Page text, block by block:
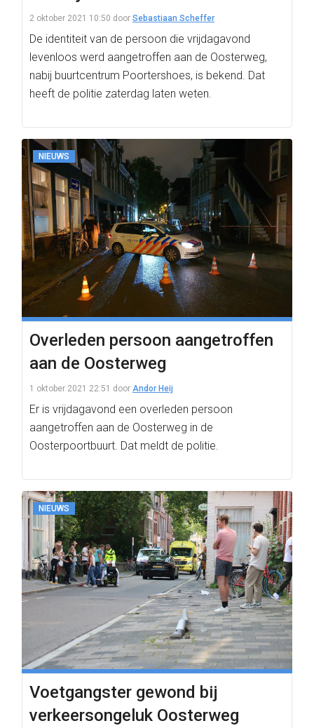
2 oktober 2021 10:50 door Sebastiaan Scheffer
De identiteit van de persoon die vrijdagavond
levenloos werd aangetroffen aan de Oosterweg,
nabij buurtcentrum Poortershoes, is bekend. Dat
heeft de politie zaterdag laten weten.
NIEUWS
Overleden persoon aangetroffen
aan de Oosterweg
1 oktober 2021 22:51 door Andor Heij
Er is vrijdagavond een overleden persoon
aangetroffen aan de Oosterweg in de
Oosterpoortbuurt. Dat meldt de politie.
NIEUWS
Voetgangster gewond bij
verkeersongeluk Oosterweg